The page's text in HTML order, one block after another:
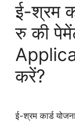
ई-श्रम
रु की
करें?
ई-श्रम कार्ड